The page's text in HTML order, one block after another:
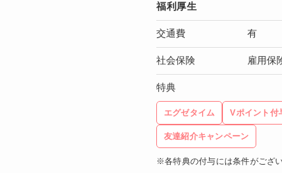
福利厚生
交通費 有
社会保険 雇用保
特典
エグゼタイム Vポイント付
友達紹介キャンペーン
※各特典の付与には条件がござ